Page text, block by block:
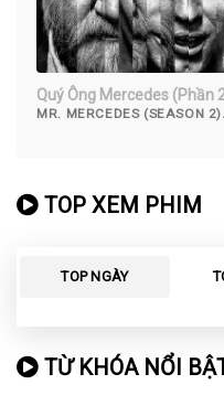
Quý Ông Mercedes (Phần
MR. MERCEDES (SEASON 2)
TOP XEM PHIM
TOP NGÀY
TỪ KHÓA NỔI